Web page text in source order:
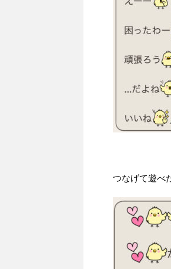
つなげて遊べ